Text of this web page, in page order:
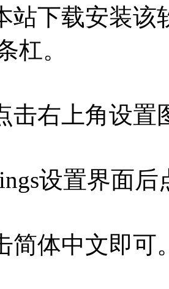
站下载安装
杠。
击右上角设置
设置界面
简体中文即可